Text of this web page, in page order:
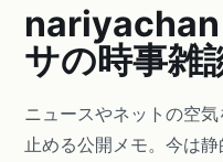
nariyachan
サの時事雑
ニュースやネットの空
止める公開メモ。今は